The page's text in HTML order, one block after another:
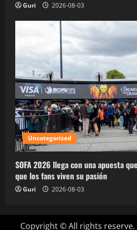
Guri 2026-08-03
Uncategorized
SOFA 2026 llega con una apuesta
que los fans viven su pasión
Guri 2026-08-03
Copyright © All rights reserve.